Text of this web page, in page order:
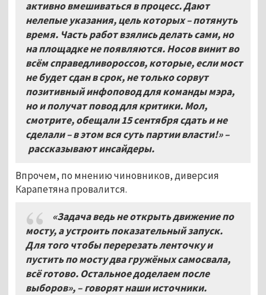
активно вмешиваться в процесс. Дают
нелепые указания, цель которых – потянуть
время. Часть работ взялись делать сами, но
на площадке не появляются. Носов винит во
всём справедливороссов, которые, если мост
не будет сдан в срок, не только сорвут
позитивный инфоповод для команды мэра,
но и получат повод для критики. Мол,
смотрите, обещали 15 сентября сдать и не
сделали – в этом вся суть партии власти!» –
рассказывают инсайдеры.
Впрочем, по мнению чиновников, диверсия
Карапетяна провалится.
«Задача ведь не открыть движение по
мосту, а устроить показательный запуск.
Для того чтобы перерезать ленточку и
пустить по мосту два гружёных самосвала,
всё готово. Остальное доделаем после
выборов», – говорят наши источники.